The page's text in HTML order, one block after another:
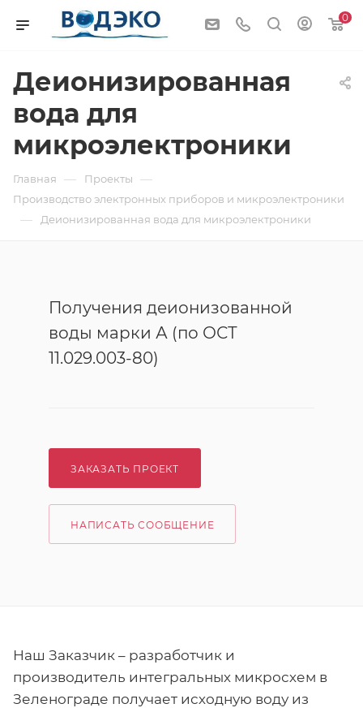
0
Деионизированная
вода для
микроэлектроники
Главная — Проекты —
Производство электронных приборов и микроэлектроники
— Деионизированная вода для микроэлектроники
Получения деионизованной
воды марки А (по ОСТ
11.029.003-80)
ЗАКАЗАТЬ ПРОЕКТ
НАПИСАТЬ СООБЩЕНИЕ
Наш Заказчик – разработчик и
производитель интегральных микросхем в
Зеленограде получает исходную воду из